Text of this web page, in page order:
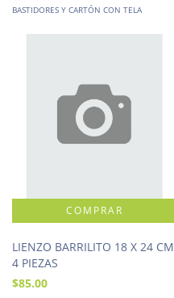
BASTIDORES Y CARTÓN CON TELA
LIENZO BARRILITO 18 X 24 CM
4 PIEZAS
$85.00